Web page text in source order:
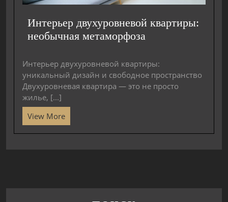
Интерьер двухуровневой квартиры:
необычная метаморфоза
Интерьер двухуровневой квартиры:
уникальный дизайн и свободное пространство
Двухуровневая квартира — это не просто
жилье, [...]
View More